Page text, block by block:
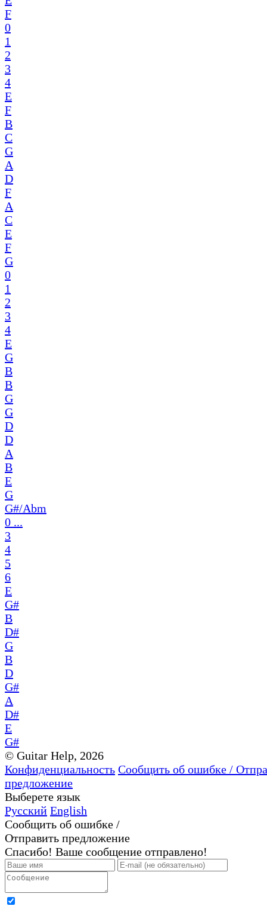
F
0
1
2
3
4
E
F
B
C
G
A
D
F
A
C
E
F
G
0
1
2
3
4
E
G
B
B
G
G
D
D
A
B
E
G
G#/Abm
0 ...
3
4
5
6
E
G#
B
D#
G
B
D
G#
A
D#
E
G#
© Guitar Help, 2026
Конфиденциальность Сообщить об ошибке /
предложение
Выберете язык
Русский English
Сообщить об ошибке /
Отправить предложение
Спасибо! Ваше сообщение отправлено!